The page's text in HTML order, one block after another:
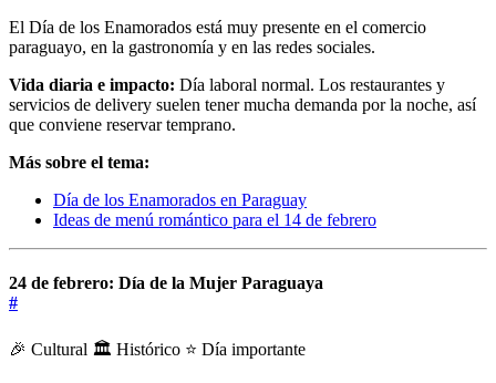
El Día de los Enamorados está muy presente en el comercio
paraguayo, en la gastronomía y en las redes sociales.
Vida diaria e impacto: Día laboral normal. Los restaurantes y
servicios de delivery suelen tener mucha demanda por la noche, así
que conviene reservar temprano.
Más sobre el tema:
Día de los Enamorados en Paraguay
Ideas de menú romántico para el 14 de febrero
24 de febrero: Día de la Mujer Paraguaya
#
🎉 Cultural 🏛️ Histórico ⭐ Día importante